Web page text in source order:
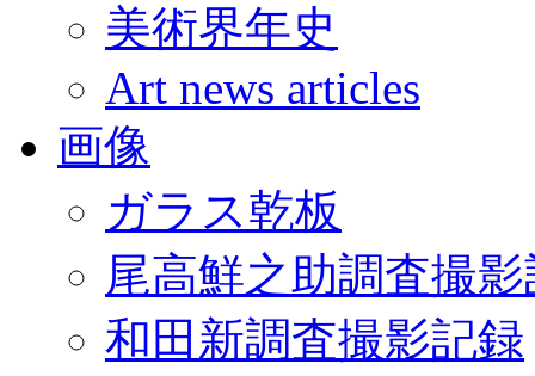
美術界年史
Art news articles
画像
ガラス乾板
尾高鮮之助調査撮
和田新調査撮影記録